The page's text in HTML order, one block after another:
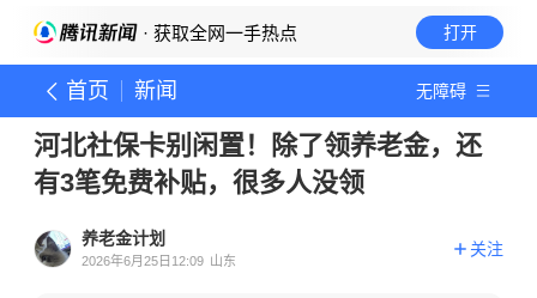
· 获取全网一手热点 打开
首页 新闻 无障碍
河北社保卡别闲置！除了领养老金，还
有3笔免费补贴，很多人没领
养老金计划
2026年6月25日12:09 山东
关注